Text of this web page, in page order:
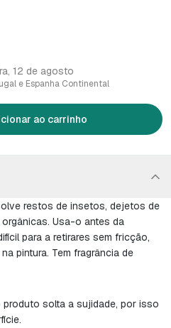
12 de agosto
e Espanha Continental
ao carrinho
restos de insetos, dejetos de
Usa-o antes da
para a retirares sem fricção,
pintura. Tem fragrância de
solta a sujidade, por isso